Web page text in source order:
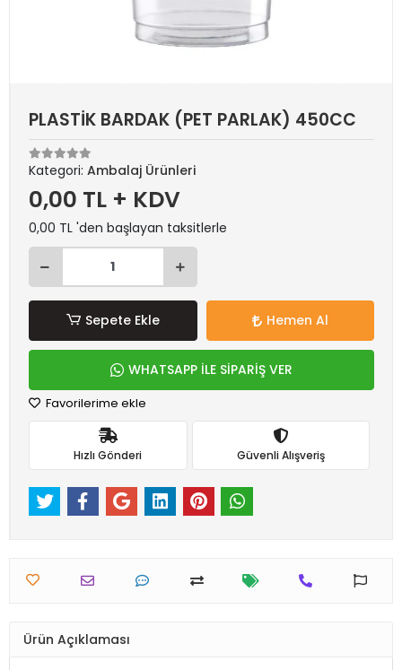
PLASTİK BARDAK (PET PARLAK) 450CC
Kategori: Ambalaj Ürünleri
0,00 TL + KDV
0,00 TL 'den başlayan taksitlerle
Sepete Ekle Hemen Al
WHATSAPP İLE SİPARİŞ VER
Favorilerime ekle
Hızlı Gönderi Güvenli Alışveriş
Ürün Açıklaması